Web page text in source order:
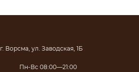
г. Ворсма, ул. Заводская, 1Б
Пн-Вс 08:00—21:00